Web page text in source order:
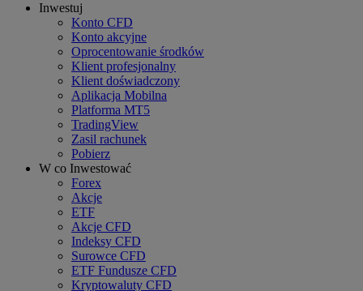
Inwestuj
Konto CFD
Konto akcyjne
Oprocentowanie środków
Klient profesjonalny
Klient doświadczony
Aplikacja Mobilna
Platforma MT5
TradingView
Zasil rachunek
Pobierz
W co Inwestować
Forex
Akcje
ETF
Akcje CFD
Indeksy CFD
Surowce CFD
ETF Fundusze CFD
Kryptowaluty CFD